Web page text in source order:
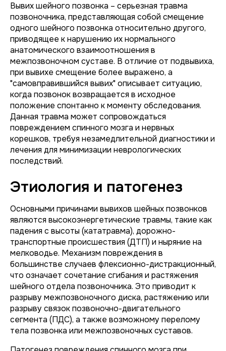
Вывих шейного позвонка – серьезная травма
позвоночника, представляющая собой смещение
одного шейного позвонка относительно другого,
приводящее к нарушению их нормального
анатомического взаимоотношения в
межпозвоночном суставе. В отличие от подвывиха,
при вывихе смещение более выражено, а
"самовправившийся вывих" описывает ситуацию,
когда позвонок возвращается в исходное
положение спонтанно к моменту обследования.
Данная травма может сопровождаться
повреждением спинного мозга и нервных
корешков, требуя незамедлительной диагностики и
лечения для минимизации неврологических
последствий.
Этиология и патогенез
Основными причинами вывихов шейных позвонков
являются высокоэнергетические травмы, такие как
падения с высоты (кататравма), дорожно-
транспортные происшествия (ДТП) и ныряние на
мелководье. Механизм повреждения в
большинстве случаев флексионно-дистракционный,
что означает сочетание сгибания и растяжения
шейного отдела позвоночника. Это приводит к
разрыву межпозвоночного диска, растяжению или
разрыву связок позвоночно-двигательного
сегмента (ПДС), а также возможному перелому
тела позвонка или межпозвоночных суставов.